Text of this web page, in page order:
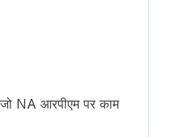
NA आरपीएम पर काम